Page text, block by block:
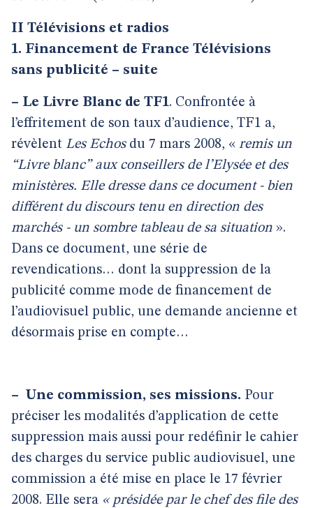
II Télévisions et radios
1. Financement de France Télévisions
sans publicité – suite
– Le Livre Blanc de TF1. Confrontée à
l’effritement de son taux d’audience, TF1 a,
révèlent Les Echosdu 7 mars 2008, « remis un
“Livre blanc” aux conseillers de l’Elysée et des
ministères. Elle dresse dans ce document - bien
différent du discours tenu en direction des
marchés - un sombre tableau de sa situation ».
Dans ce document, une série de
revendications… dont la suppression de la
publicité comme mode de financement de
l’audiovisuel public, une demande ancienne et
désormais prise en compte…
– Une commission, ses missions. Pour
préciser les modalités d’application de cette
suppression mais aussi pour redéfinir le cahier
des charges du service public audiovisuel, une
commission a été mise en place le 17 février
2008. Elle sera « présidée par le chef des file des